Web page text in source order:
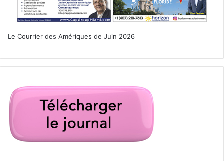
Le Courrier des Amériques de Juin 2026